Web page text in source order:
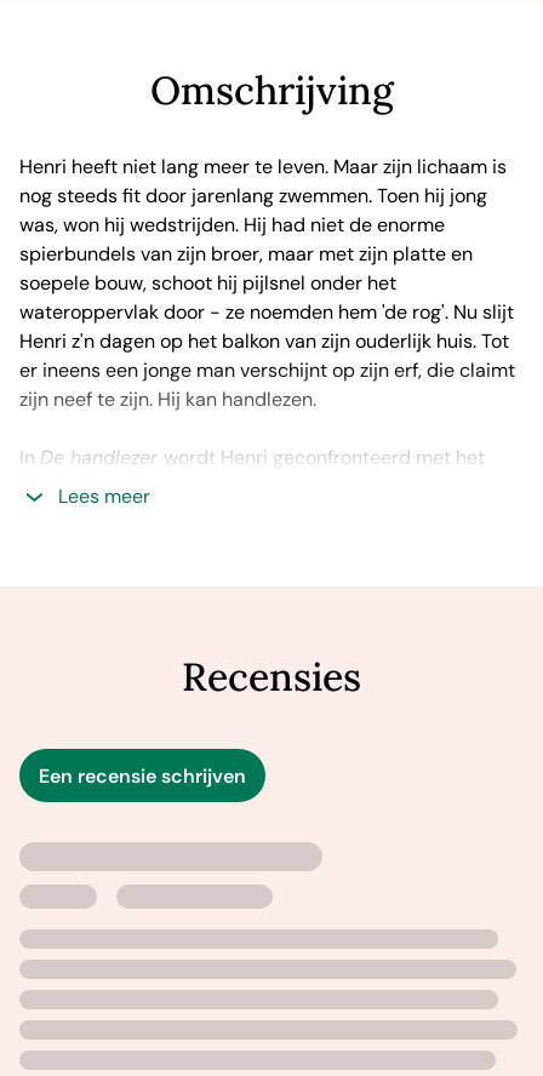
Omschrijving
Henri heeft niet lang meer te leven. Maar zijn lichaam is
nog steeds fit door jarenlang zwemmen. Toen hij jong
was, won hij wedstrijden. Hij had niet de enorme
spierbundels van zijn broer, maar met zijn platte en
soepele bouw, schoot hij pijlsnel onder het
wateroppervlak door - ze noemden hem 'de rog'. Nu slijt
Henri z'n dagen op het balkon van zijn ouderlijk huis. Tot
er ineens een jonge man verschijnt op zijn erf, die claimt
zijn neef te zijn. Hij kan handlezen.
In De handlezer wordt Henri geconfronteerd met het
verleden, terwijl zijn leven aan een zijden draadje hangt.
over de kwetsbaarheid van ouder worden in een land
waar het als man van je verwacht wordt sterk te zijn.
Lees meer
Recensies
Een recensie schrijven